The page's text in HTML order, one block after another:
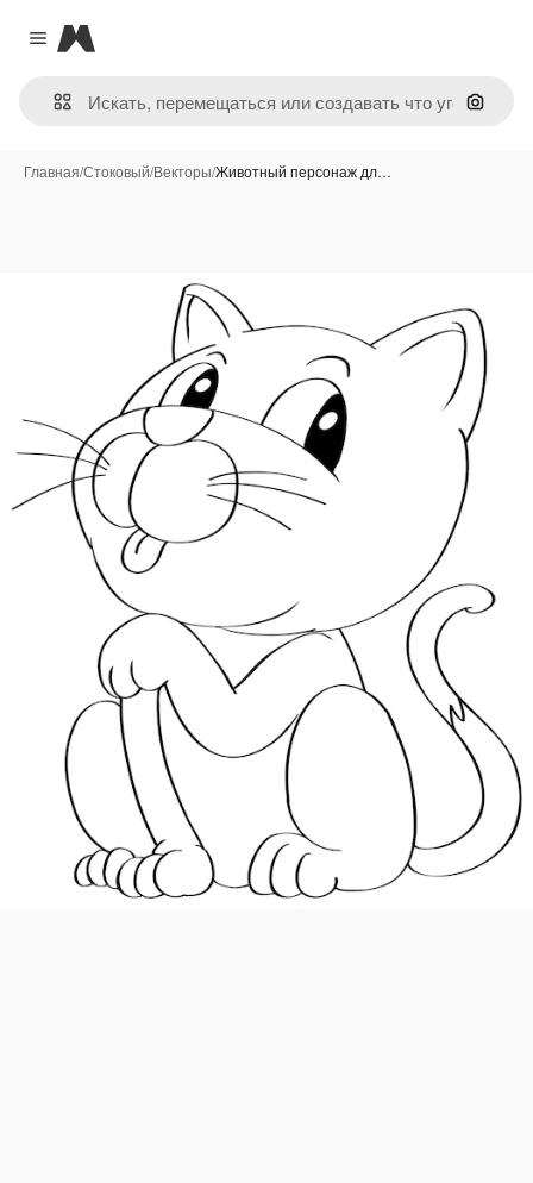
Close menu
Magnific
Поиск
Главная/Стоковый/Векторы/Животный персонаж дл…